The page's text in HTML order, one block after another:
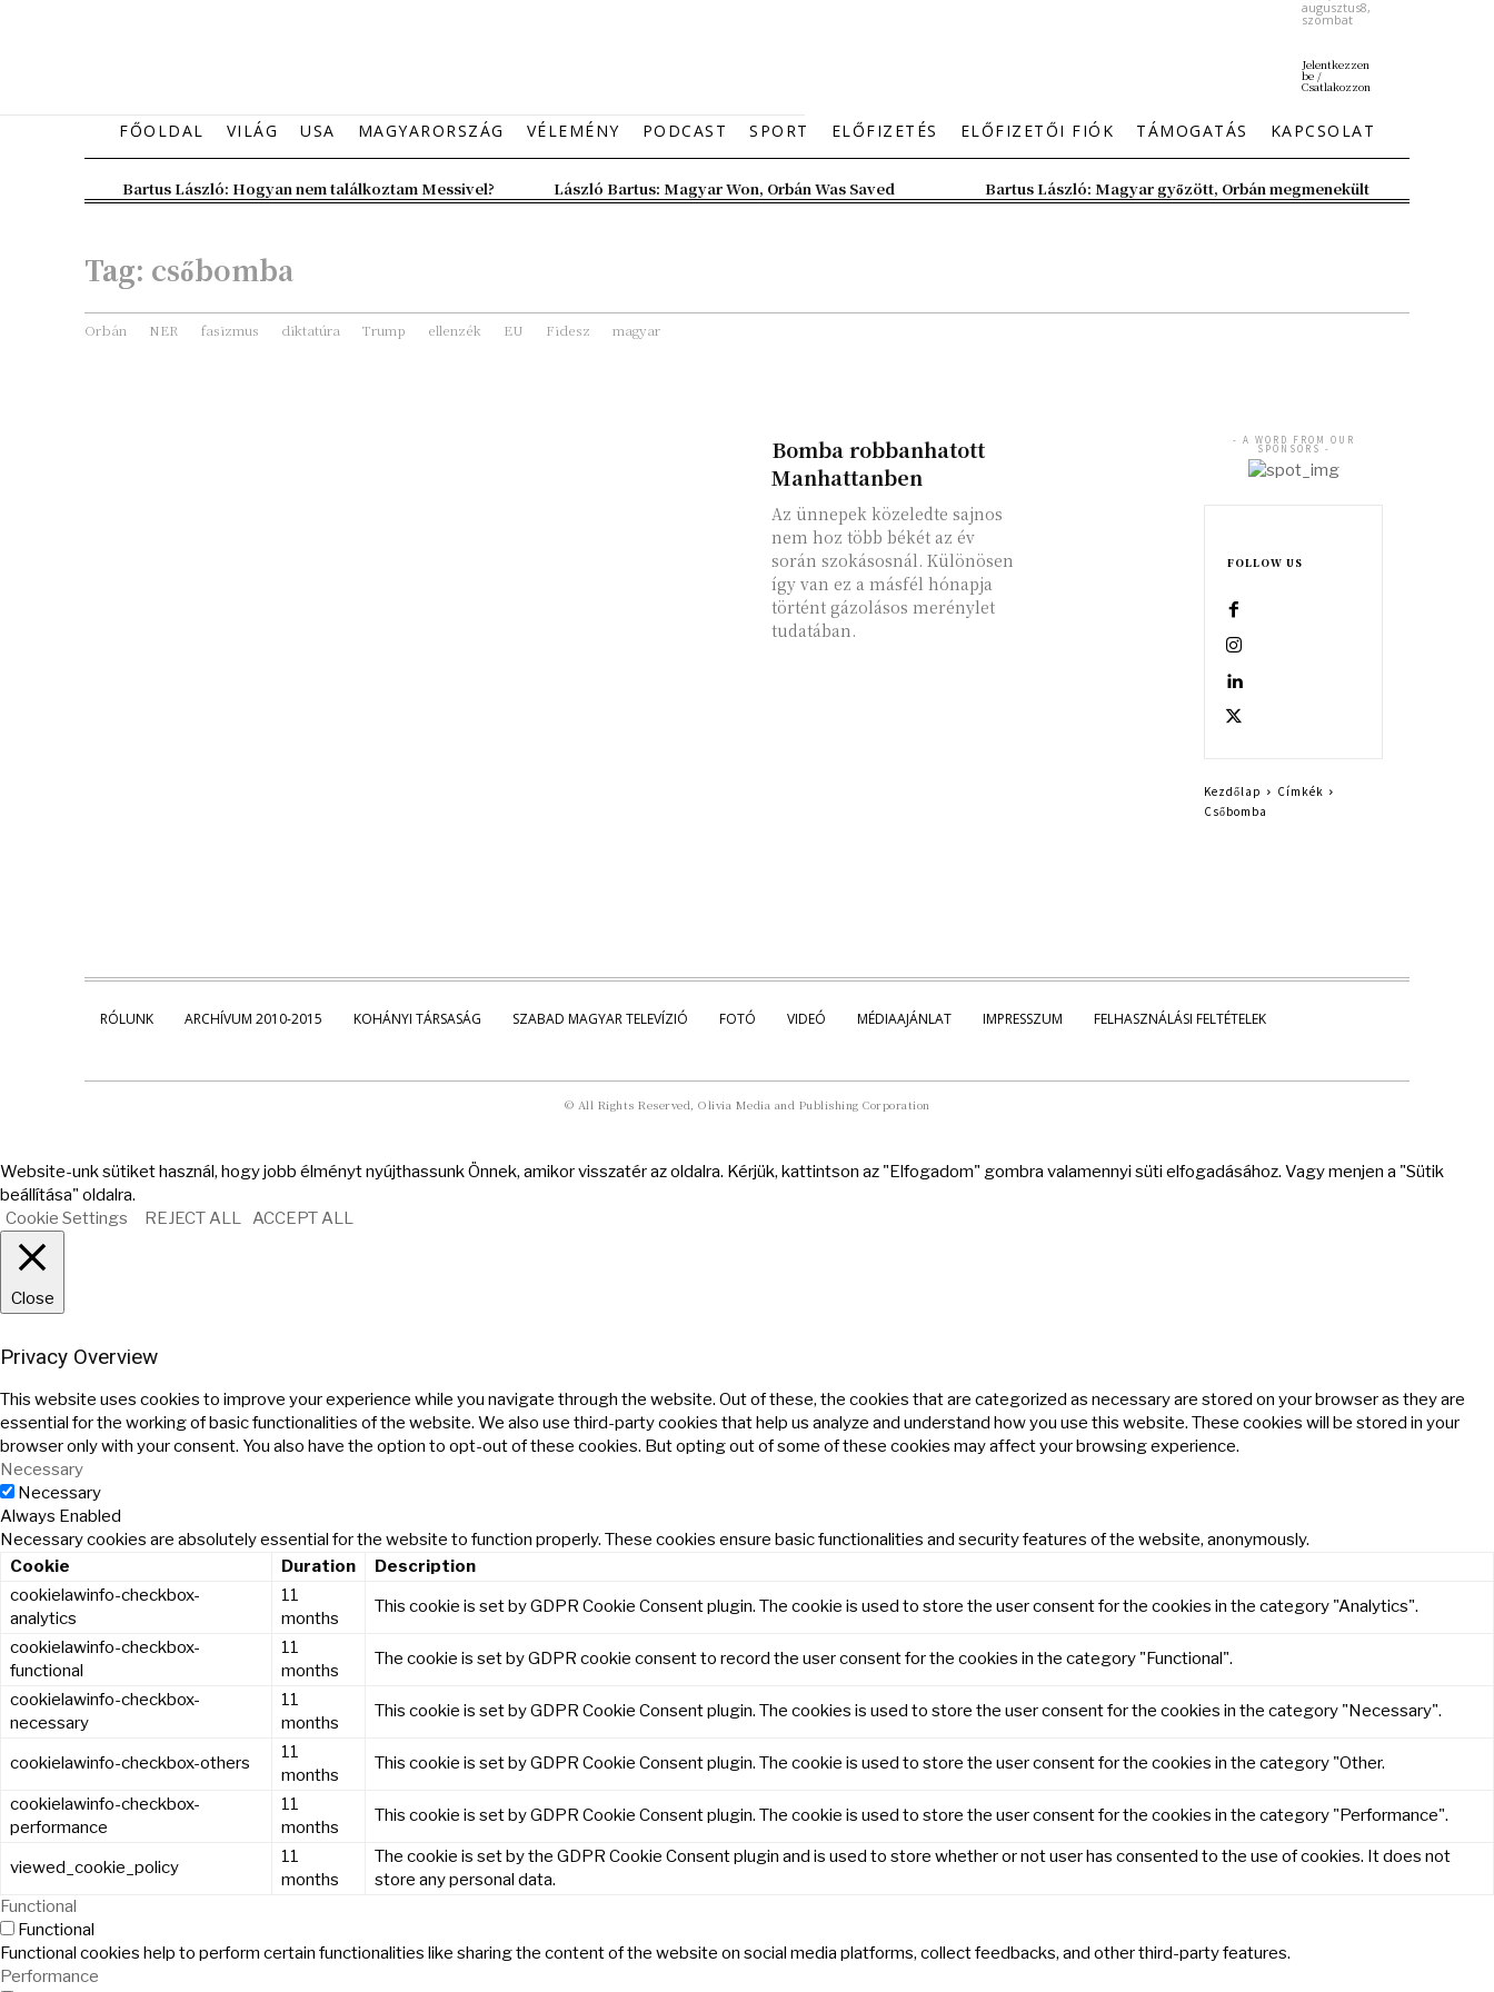
augusztus8,
szombat
Jelentkezzen
be /
Csatlakozzon
FŐOLDAL VILÁG USA MAGYARORSZÁG VÉLEMÉNY PODCAST SPORT ELŐFIZETÉS ELŐFIZETŐI FIÓK TÁMOGATÁS KAPCSOLAT
Bartus László: Hogyan nem találkoztam Messivel? László Bartus: Magyar Won, Orbán Was Saved Bartus László: Magyar győzött, Orbán megmenekült
Tag: csőbomba
Orbán NER fasizmus diktatúra Trump ellenzék EU Fidesz magyar
Bomba robbanhatott
Manhattanben
Az ünnepek közeledte sajnos
nem hoz több békét az év
során szokásosnál. Különösen
így van ez a másfél hónapja
történt gázolásos merénylet
tudatában.
- A WORD FROM OUR
SPONSORS -
FOLLOW US
Kezdőlap
Címkék
Csőbomba
RÓLUNK ARCHÍVUM 2010-2015 KOHÁNYI TÁRSASÁG SZABAD MAGYAR TELEVÍZIÓ FOTÓ VIDEÓ MÉDIAAJÁNLAT IMPRESSZUM FELHASZNÁLÁSI FELTÉTELEK
© All Rights Reserved, Olivia Media and Publishing Corporation
Website-unk sütiket használ, hogy jobb élményt nyújthassunk Önnek, amikor visszatér az oldalra. Kérjük, kattintson az "Elfogadom" gombra valamennyi süti elfogadásához. Vagy menjen a "Sütik
beállítása" oldalra.
Cookie Settings
REJECT ALL ACCEPT ALL
Close
Privacy Overview
This website uses cookies to improve your experience while you navigate through the website. Out of these, the cookies that are categorized as necessary are stored on your browser as they are
essential for the working of basic functionalities of the website. We also use third-party cookies that help us analyze and understand how you use this website. These cookies will be stored in your
browser only with your consent. You also have the option to opt-out of these cookies. But opting out of some of these cookies may affect your browsing experience.
Necessary
Necessary
Always Enabled
Necessary cookies are absolutely essential for the website to function properly. These cookies ensure basic functionalities and security features of the website, anonymously.
Cookie
Duration
Description
cookielawinfo-checkbox-
analytics
11
months
This cookie is set by GDPR Cookie Consent plugin. The cookie is used to store the user consent for the cookies in the category "Analytics".
cookielawinfo-checkbox-
functional
11
months
The cookie is set by GDPR cookie consent to record the user consent for the cookies in the category "Functional".
cookielawinfo-checkbox-
necessary
11
months
This cookie is set by GDPR Cookie Consent plugin. The cookies is used to store the user consent for the cookies in the category "Necessary".
cookielawinfo-checkbox-others
11
months
This cookie is set by GDPR Cookie Consent plugin. The cookie is used to store the user consent for the cookies in the category "Other.
cookielawinfo-checkbox-
performance
11
months
This cookie is set by GDPR Cookie Consent plugin. The cookie is used to store the user consent for the cookies in the category "Performance".
viewed_cookie_policy
11
months
The cookie is set by the GDPR Cookie Consent plugin and is used to store whether or not user has consented to the use of cookies. It does not
store any personal data.
Functional
Functional
Functional cookies help to perform certain functionalities like sharing the content of the website on social media platforms, collect feedbacks, and other third-party features.
Performance